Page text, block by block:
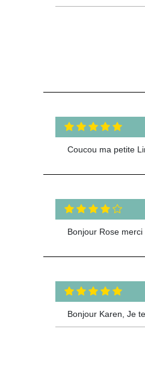
Coucou ma petite
Bonjour Rose
Bonjour Karen, Je